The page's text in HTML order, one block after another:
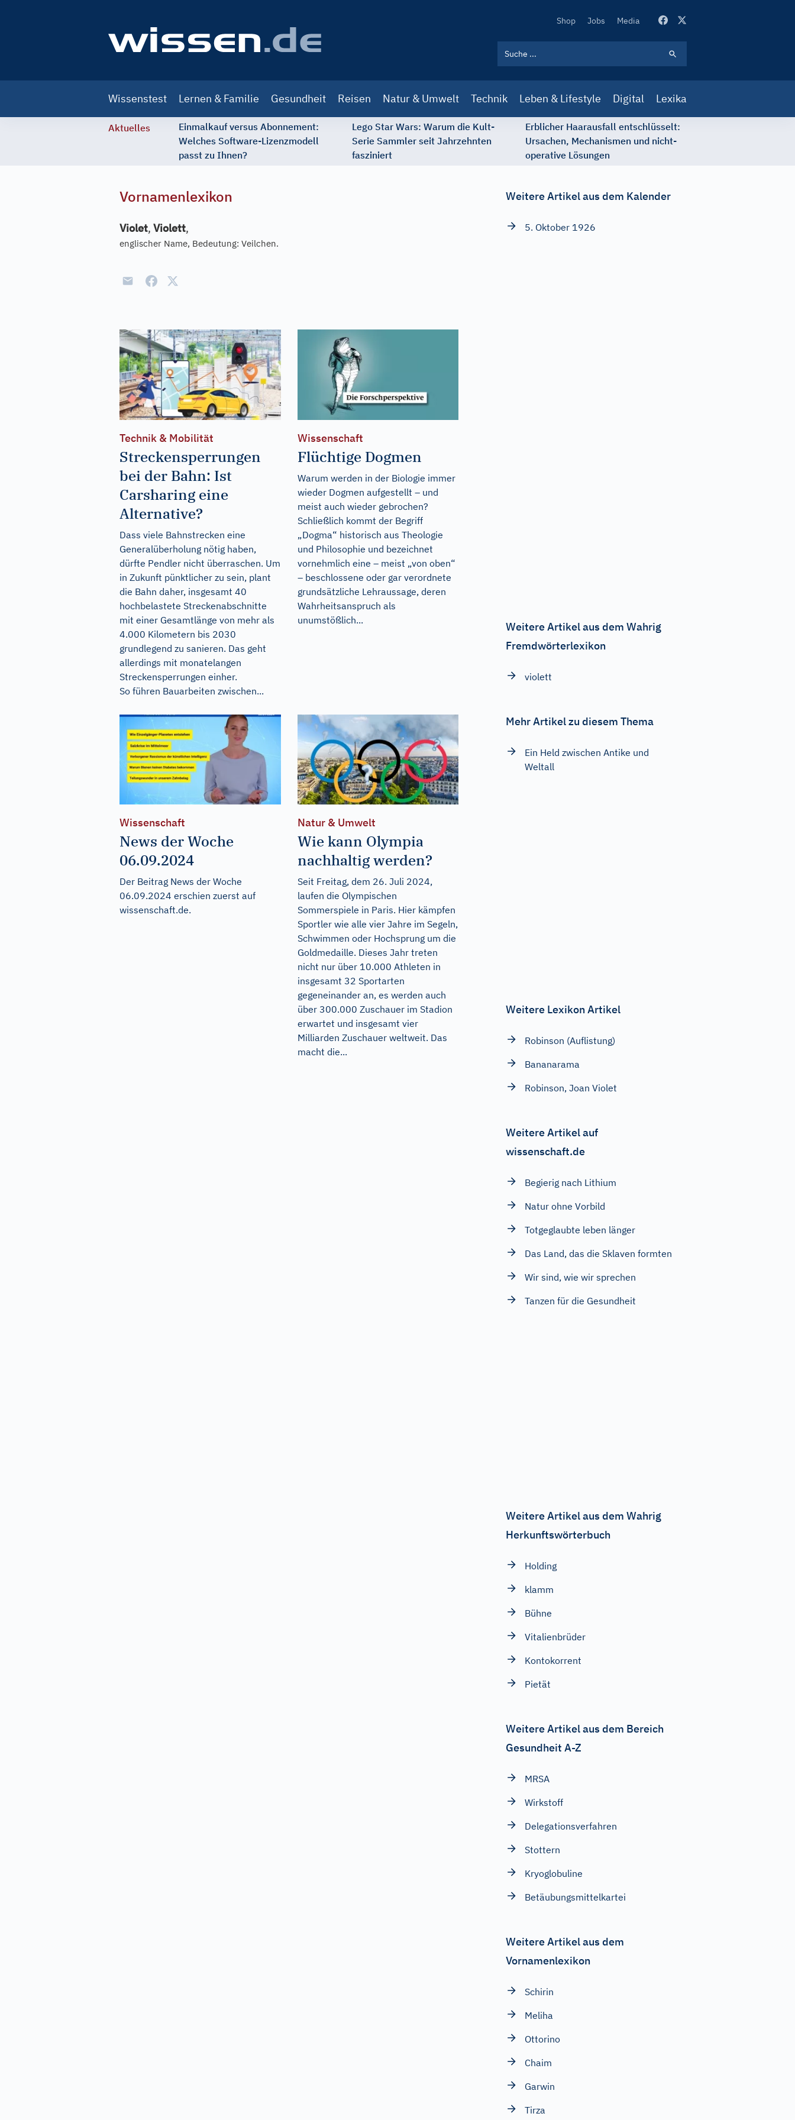
Secondary
Shop Jobs Media
navigation
Wissenstest Lernen & Familie Gesundheit Reisen Natur & Umwelt Technik Leben & Lifestyle Digital Lexika
Aktuelles
Einmalkauf versus Abonnement:
Welches Software-Lizenzmodell
passt zu Ihnen?
Lego Star Wars: Warum die Kult-
Serie Sammler seit Jahrzehnten
fasziniert
Erblicher Haarausfall entschlüsselt:
Ursachen, Mechanismen und nicht-
operative Lösungen
Vornamenlexikon
Violet, Violett,
englischer Name, Bedeutung: Veilchen.
Technik & Mobilität
Streckensperrungen
bei der Bahn: Ist
Carsharing eine
Alternative?
Dass viele Bahnstrecken eine
Generalüberholung nötig haben,
dürfte Pendler nicht überraschen. Um
in Zukunft pünktlicher zu sein, plant
die Bahn daher, insgesamt 40
hochbelastete Streckenabschnitte
mit einer Gesamtlänge von mehr als
4.000 Kilometern bis 2030
grundlegend zu sanieren. Das geht
allerdings mit monatelangen
Streckensperrungen einher.
So führen Bauarbeiten zwischen...
Wissenschaft
Flüchtige Dogmen
Warum werden in der Biologie immer
wieder Dogmen aufgestellt – und
meist auch wieder gebrochen?
Schließlich kommt der Begriff
„Dogma“ historisch aus Theologie
und Philosophie und bezeichnet
vornehmlich eine – meist „von oben“
– beschlossene oder gar verordnete
grundsätzliche Lehraussage, deren
Wahrheitsanspruch als
unumstößlich...
Wissenschaft
News der Woche
06.09.2024
Der Beitrag News der Woche
06.09.2024 erschien zuerst auf
wissenschaft.de.
Natur & Umwelt
Wie kann Olympia
nachhaltig werden?
Seit Freitag, dem 26. Juli 2024,
laufen die Olympischen
Sommerspiele in Paris. Hier kämpfen
Sportler wie alle vier Jahre im Segeln,
Schwimmen oder Hochsprung um die
Goldmedaille. Dieses Jahr treten
nicht nur über 10.000 Athleten in
insgesamt 32 Sportarten
gegeneinander an, es werden auch
über 300.000 Zuschauer im Stadion
erwartet und insgesamt vier
Milliarden Zuschauer weltweit. Das
macht die...
Weitere Artikel aus dem Kalender
5. Oktober 1926
Weitere Artikel aus dem Wahrig
Fremdwörterlexikon
violett
Mehr Artikel zu diesem Thema
Ein Held zwischen Antike und
Weltall
Weitere Lexikon Artikel
Robinson (Auflistung)
Bananarama
Robinson, Joan Violet
Weitere Artikel auf
wissenschaft.de
Begierig nach Lithium
Natur ohne Vorbild
Totgeglaubte leben länger
Das Land, das die Sklaven formten
Wir sind, wie wir sprechen
Tanzen für die Gesundheit
Weitere Artikel aus dem Wahrig
Herkunftswörterbuch
Holding
klamm
Bühne
Vitalienbrüder
Kontokorrent
Pietät
Weitere Artikel aus dem Bereich
Gesundheit A-Z
MRSA
Wirkstoff
Delegationsverfahren
Stottern
Kryoglobuline
Betäubungsmittelkartei
Weitere Artikel aus dem
Vornamenlexikon
Schirin
Meliha
Ottorino
Chaim
Garwin
Tirza